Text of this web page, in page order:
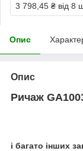
3 798,45 ₴ від 8
Опис
Опис
Ричаж
і багато інших